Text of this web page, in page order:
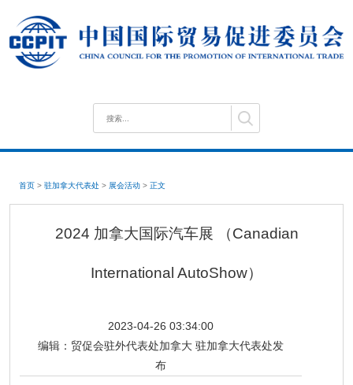
首页 > 驻加拿大代表处 > 展会活动 > 正文
2024 加拿大国际汽车展 （Canadian
International AutoShow）
2023-04-26 03:34:00
编辑： 贸促会驻外代表处加拿大 驻加拿大代表处发
布